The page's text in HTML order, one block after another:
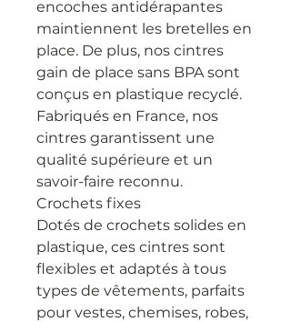
encoches antidérapantes
maintiennent les bretelles en
place. De plus, nos cintres
gain de place sans BPA sont
conçus en plastique recyclé.
Fabriqués en France, nos
cintres garantissent une
qualité supérieure et un
savoir-faire reconnu.
Crochets fixes
Dotés de crochets solides en
plastique, ces cintres sont
flexibles et adaptés à tous
types de vêtements, parfaits
pour vestes, chemises, robes,